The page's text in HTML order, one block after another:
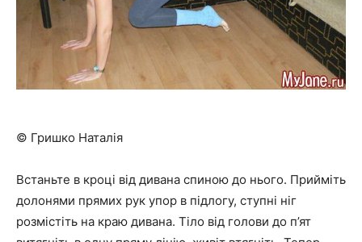
© Гришко Наталія
Встаньте в кроці від дивана спиною до нього. Прийміть
долонями прямих рук упор в підлогу, ступні ніг
розмістіть на краю дивана. Тіло від голови до п’ят